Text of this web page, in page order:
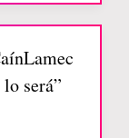
será”